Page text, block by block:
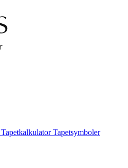
TapetkalkulatorTapetsymboler